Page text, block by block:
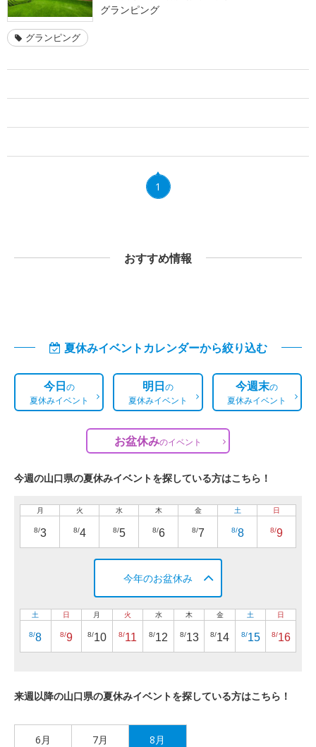
グランピング
グランピング
1
おすすめ情報
夏休みイベントカレンダーから絞り込む
今日の
夏休みイベント
明日の
夏休みイベント
今週末の
夏休みイベント
お盆休みのイベント
今週の山口県の夏休みイベントを探している方はこちら！
月
8/3
火
8/4
水
8/5
木
8/6
金
8/7
土
8/8
日
8/9
今年のお盆休み
土
8/8
日
8/9
月
8/10
火
8/11
水
8/12
木
8/13
金
8/14
土
8/15
日
8/16
来週以降の山口県の夏休みイベントを探している方はこちら！
6月 7月 8月